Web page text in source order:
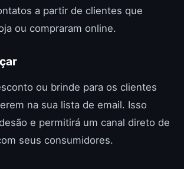
a partir de clientes que
ou compraram online.
ou brinde para os clientes
na sua lista de email. Isso
e permitirá um canal direto de
seus consumidores.